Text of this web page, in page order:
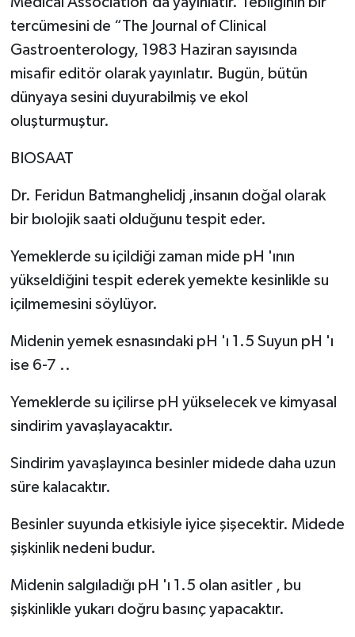
tercümesini de “The Journal of Clinical
Gastroenterology, 1983 Haziran sayısında
misafir editör olarak yayınlatır. Bugün, bütün
dünyaya sesini duyurabilmiş ve ekol
oluşturmuştur.
BIOSAAT
Dr. Feridun Batmanghelidj ,insanın doğal olarak
bir bıolojik saati olduğunu tespit eder.
Yemeklerde su içildiği zaman mide pH 'ının
yükseldiğini tespit ederek yemekte kesinlikle su
içilmemesini söylüyor.
Midenin yemek esnasındaki pH 'ı 1.5 Suyun pH 'ı
ise 6-7 ..
Yemeklerde su içilirse pH yükselecek ve kimyasal
sindirim yavaşlayacaktır.
Sindirim yavaşlayınca besinler midede daha uzun
süre kalacaktır.
Besinler suyunda etkisiyle iyice şişecektir. Midede
şişkinlik nedeni budur.
Midenin salgıladığı pH 'ı 1.5 olan asitler , bu
şişkinlikle yukarı doğru basınç yapacaktır.